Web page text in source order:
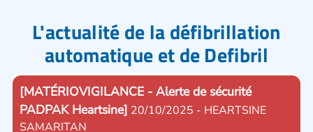
L'actualité de la défibrillation
automatique et de Defibril
[MATÉRIOVIGILANCE - Alerte de sécurité
PADPAK Heartsine] 20/10/2025 - HEARTSINE
SAMARITAN